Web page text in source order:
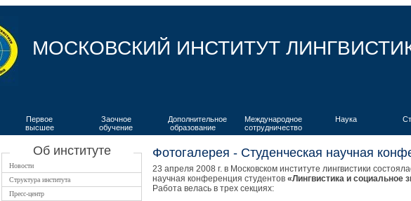
МОСКОВСКИЙ ИНСТИТУТ
Первое
высшее
Заочное
обучение
Дополнительное
образование
Международное
сотрудничество
Наука
Об институте
Новости
Структура института
Пресс-центр
Фотогалерея - Студенческая научная
23 апреля 2008 г. в Московском институте лингвистики
научная конференция студентов «Лингвистика и социальное
Работа велась в трех секциях: